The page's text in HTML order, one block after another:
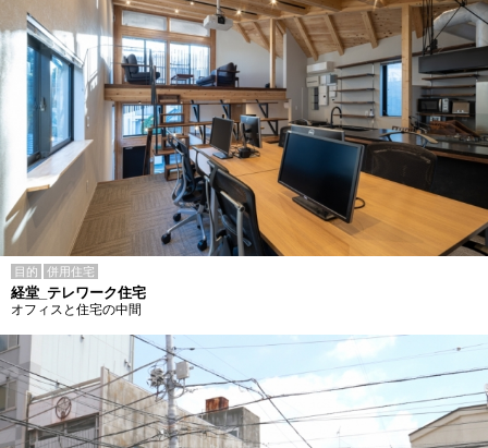
目的 併用住宅
経堂_テレワーク住宅
オフィスと住宅の中間